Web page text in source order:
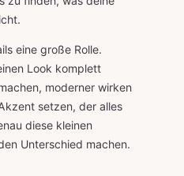
eine große Rolle.
Look komplett
moderner wirken
setzen, der alles
diese kleinen
Unterschied machen.